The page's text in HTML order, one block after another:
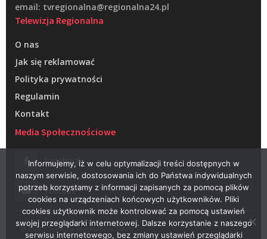
email: tvregionalna@regionalna24.pl
Telewizja Regionalna
O nas
Jak się reklamować
Polityka prywatności
Regulamin
Kontakt
Media Społecznościowe
Facebook
Youtube
© 2022 – Telewizja Regionalna w Żarach
Informujemy, iż w celu optymalizacji treści dostępnych w
naszym serwisie, dostosowania ich do Państwa indywidualnych
potrzeb korzystamy z informacji zapisanych za pomocą plików
cookies na urządzeniach końcowych użytkowników. Pliki
cookies użytkownik może kontrolować za pomocą ustawień
swojej przeglądarki internetowej. Dalsze korzystanie z naszego
serwisu internetowego, bez zmiany ustawień przeglądarki